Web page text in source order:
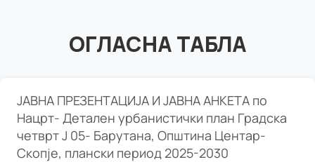
ОГЛАСНА ТАБЛА
ЈАВНА ПРЕЗЕНТАЦИЈА И ЈАВНА АНКЕТА по
Нацрт- Детален урбанистички план Градска
четврт Ј 05- Барутана, Општина Центар-
Скопје, плански период 2025-2030